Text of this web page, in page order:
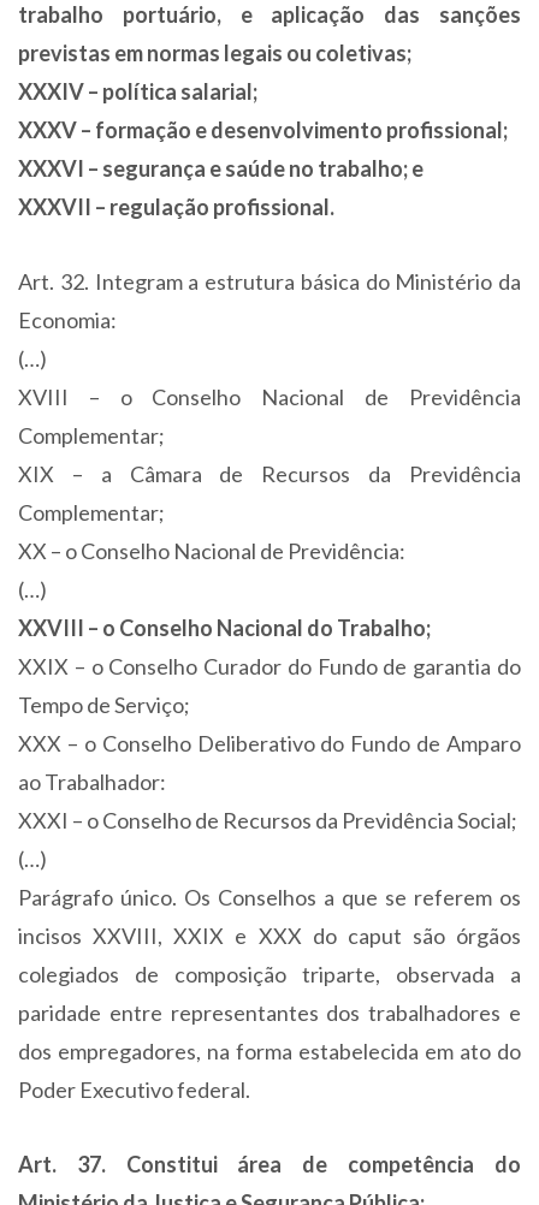
trabalho portuário, e aplicação das sanções
previstas em normas legais ou coletivas;
XXXIV – política salarial;
XXXV – formação e desenvolvimento profissional;
XXXVI – segurança e saúde no trabalho; e
XXXVII – regulação profissional.
Art. 32. Integram a estrutura básica do Ministério da
Economia:
(…)
XVIII – o Conselho Nacional de Previdência
Complementar;
XIX – a Câmara de Recursos da Previdência
Complementar;
XX – o Conselho Nacional de Previdência:
(…)
XXVIII – o Conselho Nacional do Trabalho;
XXIX – o Conselho Curador do Fundo de garantia do
Tempo de Serviço;
XXX – o Conselho Deliberativo do Fundo de Amparo
ao Trabalhador:
XXXI – o Conselho de Recursos da Previdência Social;
(…)
Parágrafo único. Os Conselhos a que se referem os
incisos XXVIII, XXIX e XXX do caput são órgãos
colegiados de composição triparte, observada a
paridade entre representantes dos trabalhadores e
dos empregadores, na forma estabelecida em ato do
Poder Executivo federal.
Art. 37. Constitui área de competência do